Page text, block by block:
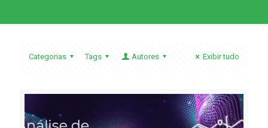
Categorias Tags Autores Exibir tudo